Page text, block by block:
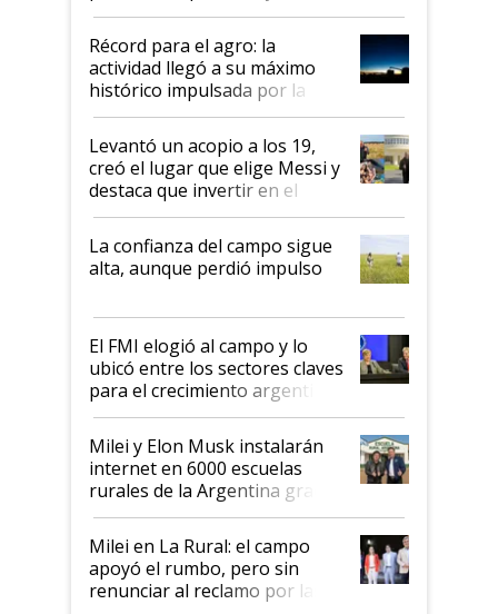
el agro aportó casi seis de cada
diez dólares y sostuvo el
liderazgo en un semestre
récord
Récord para el agro: la
actividad llegó a su máximo
histórico impulsada por la
cosecha y las exportaciones
Levantó un acopio a los 19,
creó el lugar que elige Messi y
destaca que invertir en el
kirchnerismo era como "darle
plata a un hijo para droga":
Juan Félix Rossetti, el libertario
que de una dura crisis salió
de Milei
La confianza del campo sigue
alta, aunque perdió impulso
El FMI elogió al campo y lo
ubicó entre los sectores claves
para el crecimiento argentino
Milei y Elon Musk instalarán
internet en 6000 escuelas
rurales de la Argentina gracias
a un acuerdo con Starlink
Milei en La Rural: el campo
apoyó el rumbo, pero sin
renunciar al reclamo por las